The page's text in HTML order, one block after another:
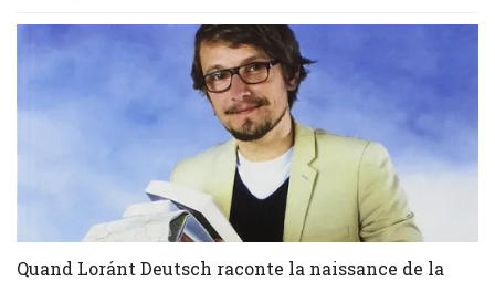
Quand Loránt Deutsch raconte la naissance de la